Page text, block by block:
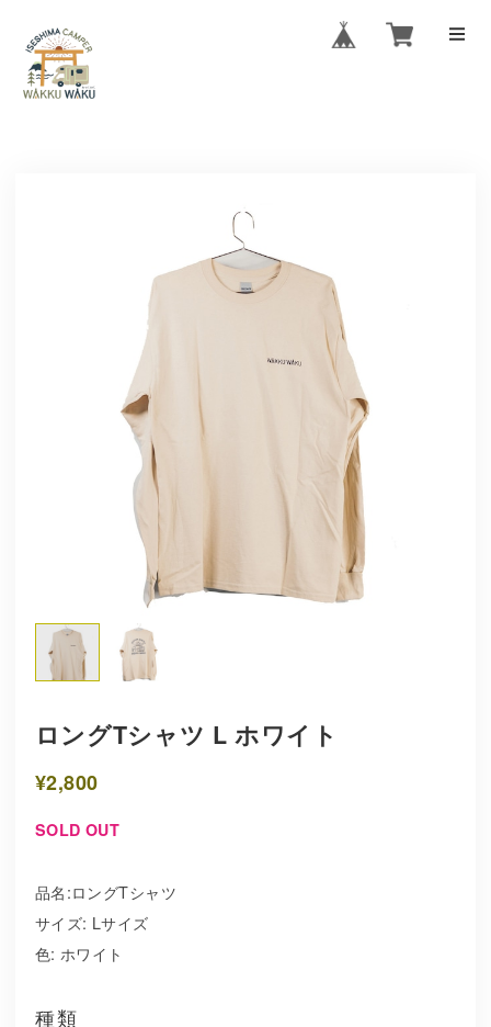
ロングTシャツ L ホワイト
¥2,800
SOLD OUT
品名:ロングTシャツ
サイズ: Lサイズ
色: ホワイト
種類